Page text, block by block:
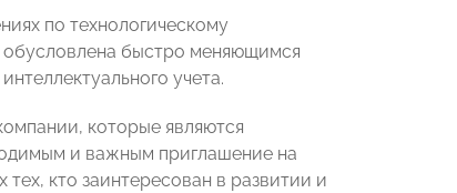
по технологическому
обусловлена быстро меняющимся
учета.
которые являются
и важным приглашение на
кто заинтересован в развитии и